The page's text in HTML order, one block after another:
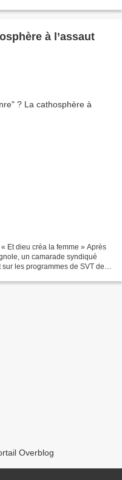
à l’assaut
Et dieu créa la femme » Après
un camarade syndiqué
les programmes de SVT de 1
Overblog